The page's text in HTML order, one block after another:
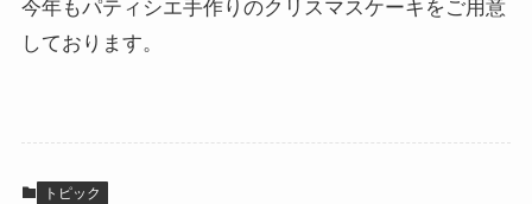
今年もパティシエ手作りのクリスマスケーキをご用意
しております。
トピック